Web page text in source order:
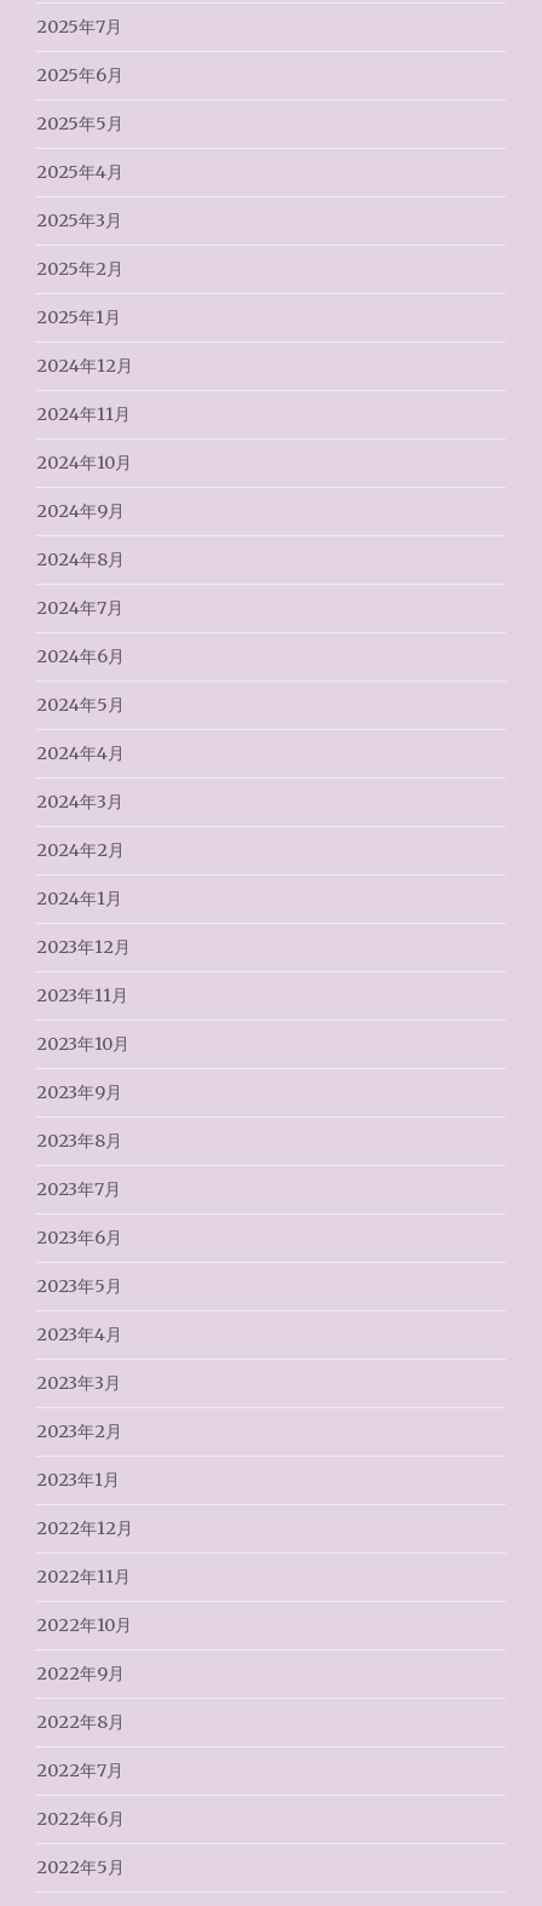
2025年7月
2025年6月
2025年5月
2025年4月
2025年3月
2025年2月
2025年1月
2024年12月
2024年11月
2024年10月
2024年9月
2024年8月
2024年7月
2024年6月
2024年5月
2024年4月
2024年3月
2024年2月
2024年1月
2023年12月
2023年11月
2023年10月
2023年9月
2023年8月
2023年7月
2023年6月
2023年5月
2023年4月
2023年3月
2023年2月
2023年1月
2022年12月
2022年11月
2022年10月
2022年9月
2022年8月
2022年7月
2022年6月
2022年5月